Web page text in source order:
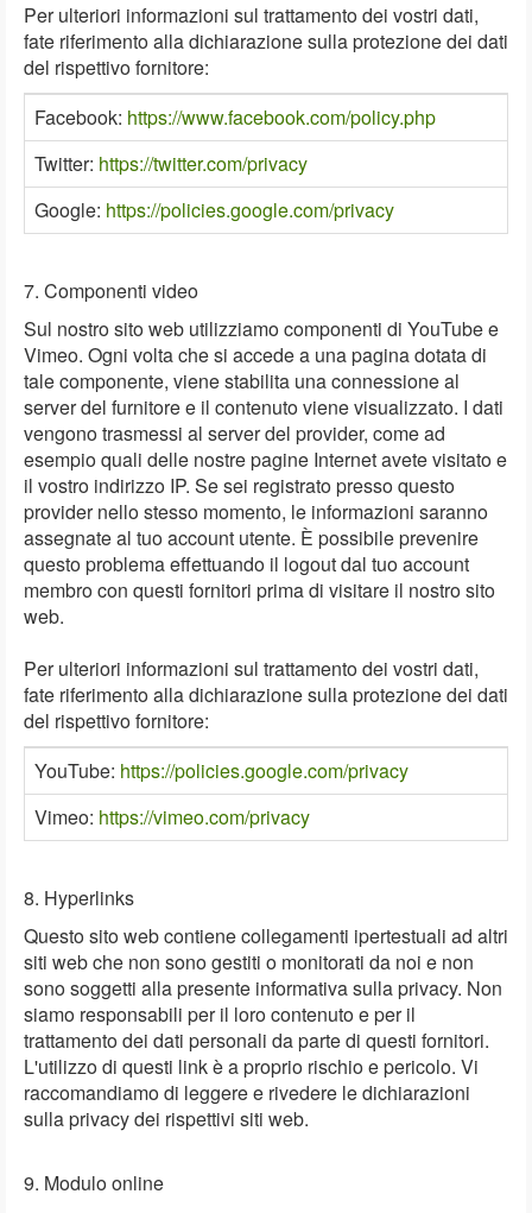
Per ulteriori informazioni sul trattamento dei vostri dati,
fate riferimento alla dichiarazione sulla protezione dei dati
del rispettivo fornitore:
Facebook: https://www.facebook.com/policy.php
Twitter: https://twitter.com/privacy
Google: https://policies.google.com/privacy
7. Componenti video
Sul nostro sito web utilizziamo componenti di YouTube e
Vimeo. Ogni volta che si accede a una pagina dotata di
tale componente, viene stabilita una connessione al
server del furnitore e il contenuto viene visualizzato. I dati
vengono trasmessi al server del provider, come ad
esempio quali delle nostre pagine Internet avete visitato e
il vostro indirizzo IP. Se sei registrato presso questo
provider nello stesso momento, le informazioni saranno
assegnate al tuo account utente. È possibile prevenire
questo problema effettuando il logout dal tuo account
membro con questi fornitori prima di visitare il nostro sito
web.
Per ulteriori informazioni sul trattamento dei vostri dati,
fate riferimento alla dichiarazione sulla protezione dei dati
del rispettivo fornitore:
YouTube: https://policies.google.com/privacy
Vimeo: https://vimeo.com/privacy
8. Hyperlinks
Questo sito web contiene collegamenti ipertestuali ad altri
siti web che non sono gestiti o monitorati da noi e non
sono soggetti alla presente informativa sulla privacy. Non
siamo responsabili per il loro contenuto e per il
trattamento dei dati personali da parte di questi fornitori.
L'utilizzo di questi link è a proprio rischio e pericolo. Vi
raccomandiamo di leggere e rivedere le dichiarazioni
sulla privacy dei rispettivi siti web.
9. Modulo online